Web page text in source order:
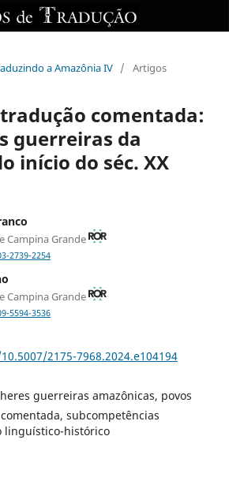
a Amazônia IV / Artigos
comentada:
guerreiras da
início do séc. XX
Campina Grande
2739-2254
Campina Grande
5594-3536
2175-7968.2024.e104194
guerreiras amazônicas, povos
subcompetências
linguístico-histórico